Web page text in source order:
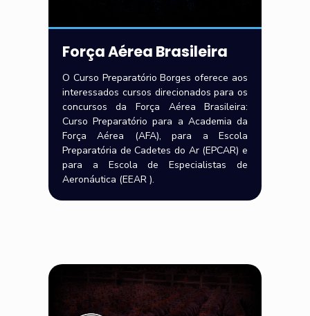
Força Aérea Brasileira
O Curso Preparatório Borges oferece aos
interessados cursos direcionados para os
concursos da Força Aérea Brasileira:
Curso Preparatório para a Academia da
Força Aérea (AFA), para a Escola
Preparatória de Cadetes do Ar (EPCAR) e
para a Escola de Especialistas de
Aeronáutica (EEAR ).